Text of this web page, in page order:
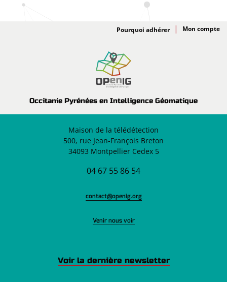
Occitanie Pyrénées en Intelligence Géomatique
Adhésion
Pourquoi adhérer
Maison de la télédétection
500, rue Jean-François Breton
34093 Montpellier Cedex 5
04 67 55 86 54
contact@openig.org
Venir nous voir
Voir la dernière newsletter